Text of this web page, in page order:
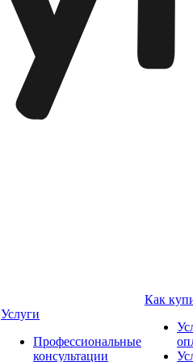
Услуги
Профессиональные
консультации
Как